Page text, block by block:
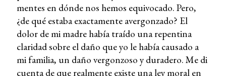
mentes en dónde nos hemos equivocado. Pero,
¿de qué estaba exactamente avergonzado? El
dolor de mi madre había traído una repentina
claridad sobre el daño que yo le había causado a
mi familia, un daño vergonzoso y duradero. Me di
cuenta de que realmente existe una ley moral en